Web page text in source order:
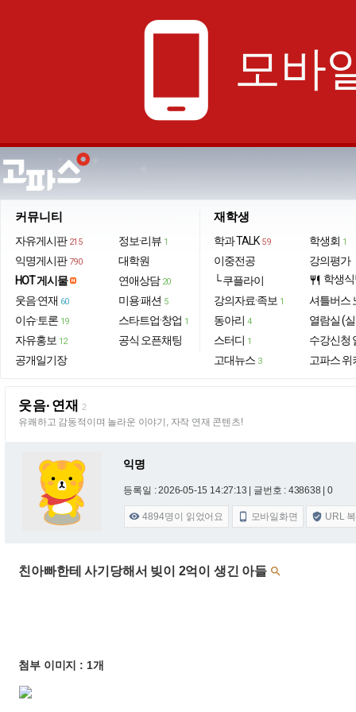
phone_android 모바
커뮤니티
자유게시판 215
익명게시판 790
HOT 게시물
웃음·연재 60
이슈·토론 19
자유홍보 12
공개일기장
정보·리뷰 1
대학원
연애상담 20
미용·패션 5
스타트업·창업 1
공식 오픈채팅
재학생
학과 TALK 59
이중전공
└ 쿠플라이
강의자료·족보 1
동아리 4
스터디 1
고대뉴스 3
학생회 1
강의평가
restaurant 학생
셔틀버스
열람실 (
수강신청
고파스 위
웃음·연재 2
유쾌하고 감동적이며 놀라운 이야기, 자작 연재 콘텐츠!
익명
등록일 : 2026-05-15 14:27:13 | 글번호 : 438638 | 0
 4894명이 읽었어요  모바일화면  URL
친아빠한테 사기당해서 빚이 2억이 생긴 아들 
첨부 이미지 : 1개